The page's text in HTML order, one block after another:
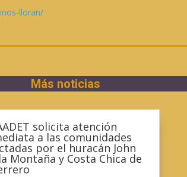
lloran/
Más noticias
solicita atención
a las comunidades
por el huracán John
Montaña y Costa Chica de